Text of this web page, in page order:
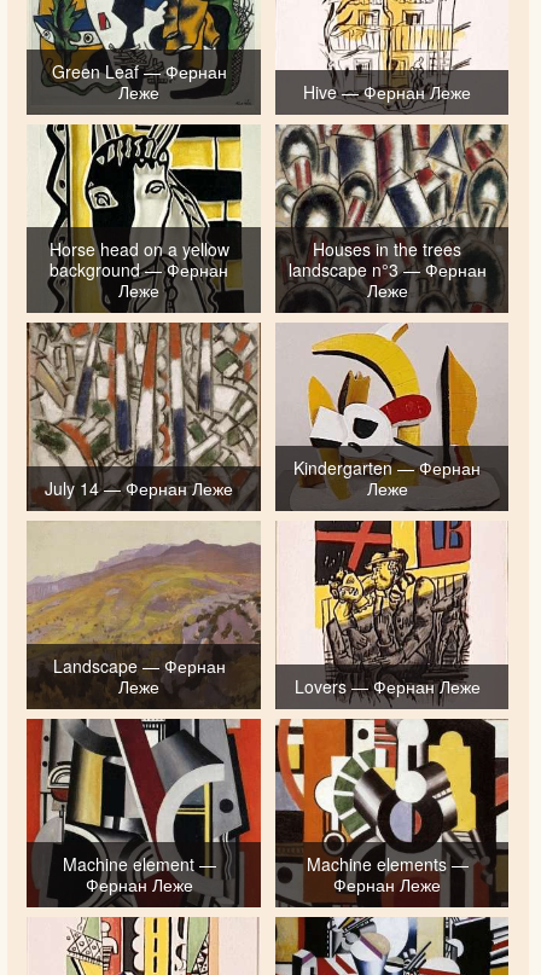
Green Leaf — Фернан
Леже
Hive — Фернан Леже
Horse head on a yellow
background — Фернан
Леже
Houses in the trees
landscape n°3 — Фернан
Леже
July 14 — Фернан Леже
Kindergarten — Фернан
Леже
Landscape — Фернан
Леже
Lovers — Фернан Леже
Machine element —
Фернан Леже
Machine elements —
Фернан Леже